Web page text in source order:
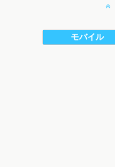
モバイル